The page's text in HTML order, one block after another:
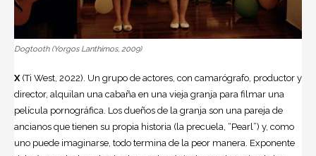
Dogtooth (Yorgos Lanthimos, 2009)
X(Ti West, 2022). Un grupo de actores, con camarógrafo, productor y
director, alquilan una cabaña en una vieja granja para filmar una
película pornográfica. Los dueños de la granja son una pareja de
ancianos que tienen su propia historia (la precuela, “Pearl”) y, como
uno puede imaginarse, todo termina de la peor manera. Exponente